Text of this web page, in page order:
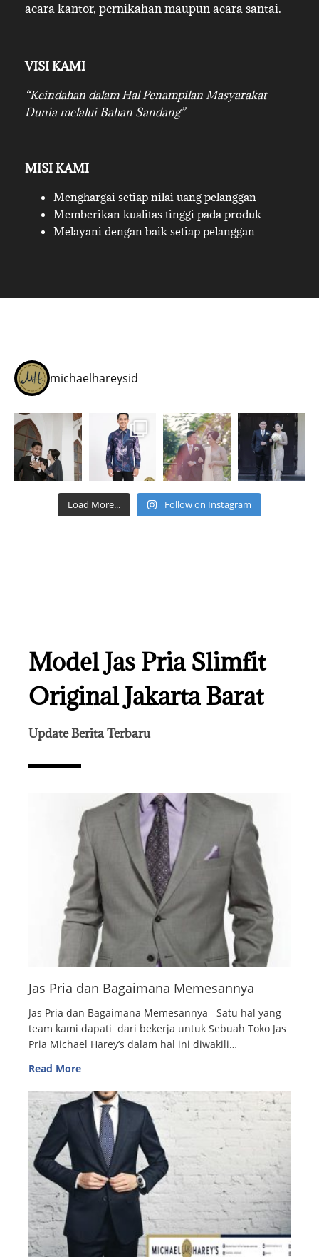
acara kantor, pernikahan maupun acara santai.
VISI KAMI
“Keindahan dalam Hal Penampilan Masyarakat
Dunia melalui Bahan Sandang”
MISI KAMI
Menghargai setiap nilai uang pelanggan
Memberikan kualitas tinggi pada produk
Melayani dengan baik setiap pelanggan
michaelhareysid
Load More... Follow on Instagram
Model Jas Pria Slimfit
Original Jakarta Barat
Update Berita Terbaru
Jas Pria dan Bagaimana Memesannya
Jas Pria dan Bagaimana Memesannya Satu hal yang
team kami dapati dari bekerja untuk Sebuah Toko Jas
Pria Michael Harey’s dalam hal ini diwakili…
Read More